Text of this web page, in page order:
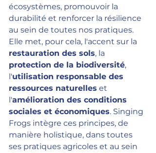
écosystèmes, promouvoir la
durabilité et renforcer la résilience
au sein de toutes nos pratiques.
Elle met, pour cela, l'accent sur la
restauration des sols, la
protection de la biodiversité,
l'utilisation responsable des
ressources naturelles et
l'amélioration des conditions
sociales et économiques. Singing
Frogs intègre ces principes, de
manière holistique, dans toutes
ses pratiques agricoles et au sein